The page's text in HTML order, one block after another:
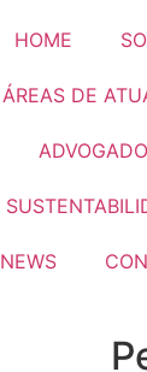
HOME
ÁREAS DE
NEWS